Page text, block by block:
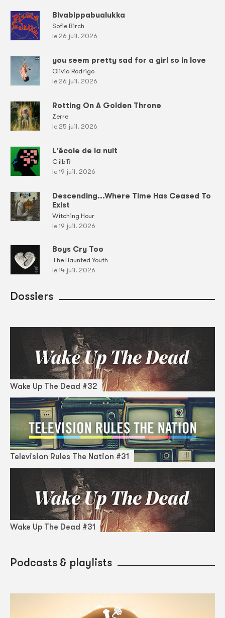
Bivabippabualukka
Sofie Birch
le 26 juil. 2026
you seem pretty sad for a girl so in love
Olivia Rodrigo
le 26 juil. 2026
Rotting On A Golden Throne
Zerre
le 25 juil. 2026
L'école de la nuit
Gilb'R
le 19 juil. 2026
Descending...Where Time Has Ceased To
Exist
Witching Hour
le 19 juil. 2026
Boys Cry Too
The Haunted Youth
le 14 juil. 2026
Dossiers
Wake Up The Dead #32
Television Rules The Nation #31
Wake Up The Dead #31
Podcasts & playlists